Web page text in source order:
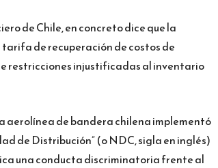
de Chile, en concreto dice que la
de recuperación de costos de
restricciones injustificadas al inventario
aerolínea de bandera chilena implementó
de Distribución” (o NDC, sigla en inglés)
una conducta discriminatoria frente al